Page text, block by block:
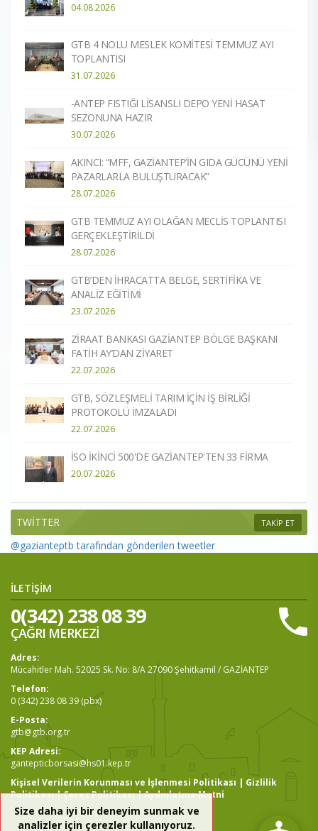
04.08.2026
GTB 4 NOLU MESLEK KOMİTESİ TEMMUZ AYI
TOPLANTISI
31.07.2026
-ANTEP FISTIĞI LİSANSLI DEPO YENİ HASAT
SEZONUNA HAZIR​
30.07.2026
AKINCI: “MFF, GAZİANTEP’İN GIDA GÜCÜNÜ YENİ
PAZARLARLA BULUŞTURACAK”
28.07.2026
GTB TEMMUZ AYI OLAĞAN MECLİS TOPLANTISI
GERÇEKLEŞTİRİLDİ
28.07.2026
GTB’DEN İHRACATTA BELGE, SERTİFİKA VE
ANALİZ EĞİTİMİ
23.07.2026
ZİRAAT BANKASI GAZİANTEP BÖLGE BAŞKANI
FATİH AY’DAN ZİYARET
22.07.2026
GTB, SÖZLEŞMELİ TARIM İÇİN İŞ BİRLİĞİ
PROTOKOLÜ İMZALADI
22.07.2026
İSO İKİNCİ 500'DE GAZİANTEP'TEN 33 FİRMA
20.07.2026
TWİTTER TAKİP ET
@gazianteptb tarafından gönderilen tweetler
İLETİŞİM
0(342) 238 08 39
ÇAĞRI MERKEZİ
Adres:
Mücahitler Mah. 52025 Sk. No: 8/A 27090 Şehitkamil / GAZİANTEP
Telefon:
0 (342) 238 08 39 (pbx)
E-Posta:
gtb@gtb.org.tr
KEP Adresi:
gantepticborsasi@hs01.kep.tr
Kişisel Verilerin Korunması ve İşlenmesi Politikası | Gizlilik
Politikası|Çerez Politikası|Aydınlatma Metni
Size daha iyi bir deneyim sunmak ve
analizler için çerezler kullanıyoruz.